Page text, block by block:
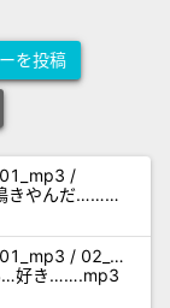
を投稿
/
きやんだ……そ
/ 02_…
…好き…….mp3